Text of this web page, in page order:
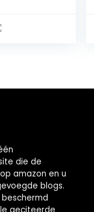
balans,
die de
amazon en u
blogs.